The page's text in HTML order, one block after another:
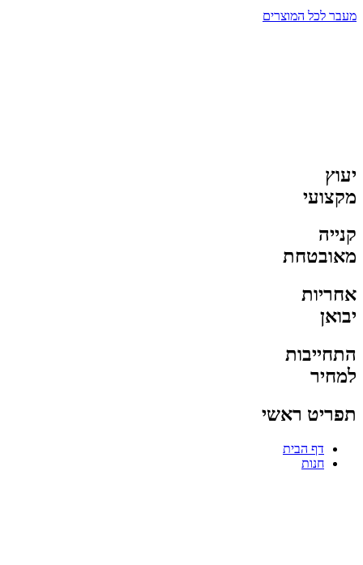
מעבר לכל המוצרים
יעוץ
מקצועי
קנייה
מאובטחת
אחריות
יבואן
התחייבות
למחיר
תפריט ראשי
דף הבית
חנות